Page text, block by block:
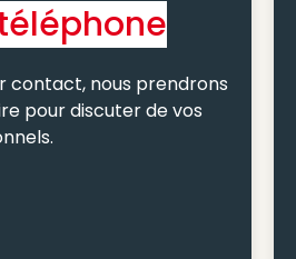
contact, nous prendrons
pour discuter de vos